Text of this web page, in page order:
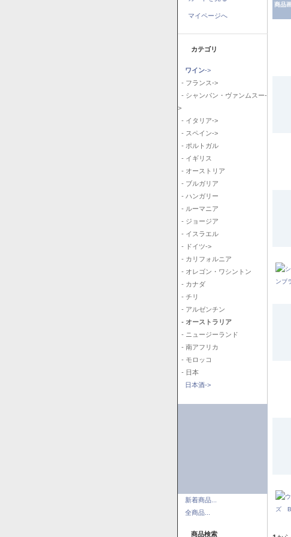
マイページへ
カテゴリ
ワイン->
- フランス->
- シャンパン・ヴァンムスー-
>
- イタリア->
- スペイン->
- ポルトガル
- イギリス
- オーストリア
- ブルガリア
- ハンガリー
- ルーマニア
- ジョージア
- イスラエル
- ドイツ->
- カリフォルニア
- オレゴン・ワシントン
- カナダ
- チリ
- アルゼンチン
- オーストラリア
- ニュージーランド
- 南アフリカ
- モロッコ
- 日本
日本酒->
新着商品...
全商品...
商品検索
商品